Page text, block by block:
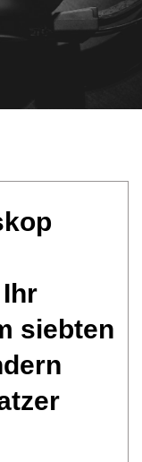
siebten